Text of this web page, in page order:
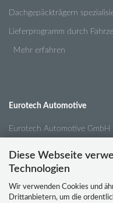
Diese Webseite
Technologien
Wir verwenden Cookies und
Drittanbietern, um die
Dachgepäckträgern
Lieferprogramm durch
Mehr erfahren
Eurotech Automotive
Eurotech Automotive GmbH
04179 Leipzig